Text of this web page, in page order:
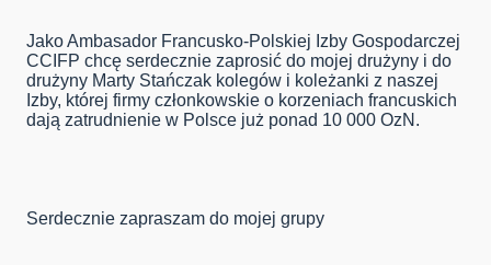
Jako Ambasador Francusko-Polskiej Izby Gospodarczej
CCIFP chcę serdecznie zaprosić do mojej drużyny i do
drużyny Marty Stańczak kolegów i koleżanki z naszej
Izby, której firmy członkowskie o korzeniach francuskich
dają zatrudnienie w Polsce już ponad 10 000 OzN.
Serdecznie zapraszam do mojej grupy